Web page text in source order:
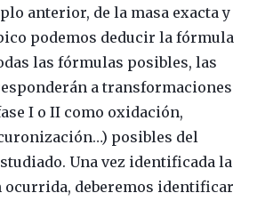
anterior, de la masa exacta y
podemos deducir la fórmula
las fórmulas posibles, las
a transformaciones
I o II como oxidación,
posibles del
Una vez identificada la
deberemos identificar